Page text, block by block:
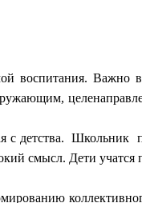
Важно
детства. Школьник
смысл. Дети учатся